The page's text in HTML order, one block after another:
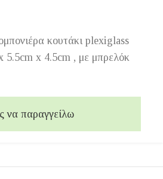
κουτάκι plexiglass
5.5cm x 4.5cm , με μπρελόκ
να παραγγείλω